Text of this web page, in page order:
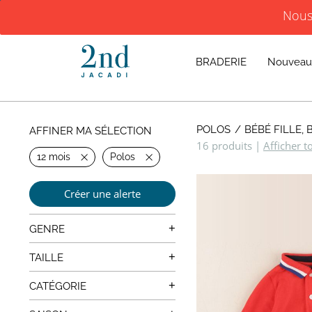
DÉCOUVREZ LES CORNERS PERMANENTS À
BRADERIE
AFFINER MA SÉLECTION
12 mois Polos
Créer une alerte
GENRE +
Mixte
TAILLE +
0 mois
1 mois
CATÉGORIE +
POLOS BÉBÉ FILLE,
16 produits | Afficher